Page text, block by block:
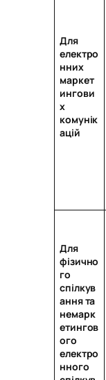
Для
електро
нних
маркет
ингови
х
комунік
ацій
Для
фізично
го
спілкув
ання та
немарк
етингов
ого
електро
нного